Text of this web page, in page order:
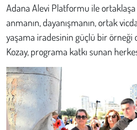
Adana Alevi Platformu ile
anmanın, dayanışmanın, ortak
yaşama iradesinin güçlü bir örneği
Kozay, programa katkı sunan